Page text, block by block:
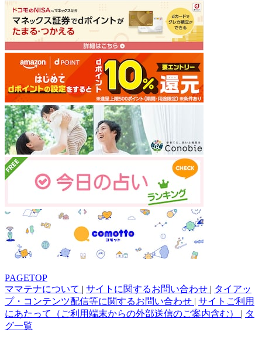
PAGETOP
ママテナについて | サイトに関するお問い合わせ | タイアッ
プ・コンテンツ配信等に関するお問い合わせ | サイトご利用
にあたって（ご利用端末からの外部送信のご案内含む） | タ
グ一覧